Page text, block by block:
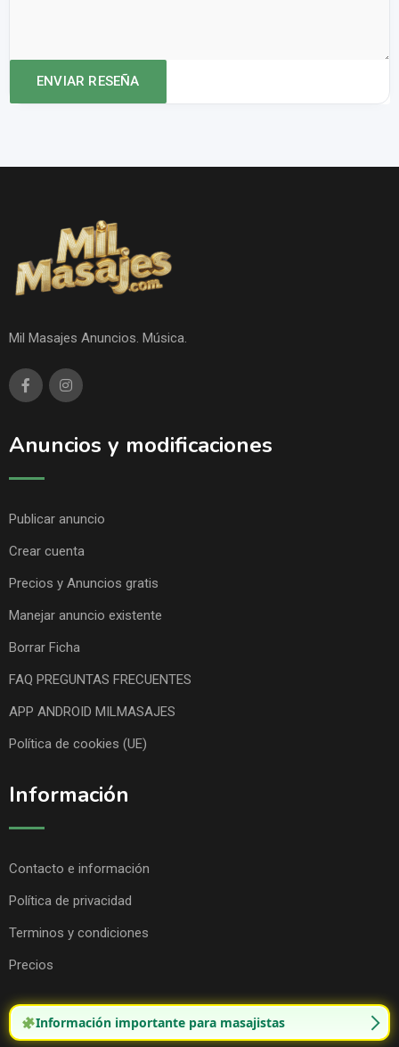
Mil Masajes Anuncios. Música.
Anuncios y modificaciones
Publicar anuncio
Crear cuenta
Precios y Anuncios gratis
Manejar anuncio existente
Borrar Ficha
FAQ PREGUNTAS FRECUENTES
APP ANDROID MILMASAJES
Política de cookies (UE)
Información
Contacto e información
Política de privacidad
Terminos y condiciones
Precios
Información importante para masajistas